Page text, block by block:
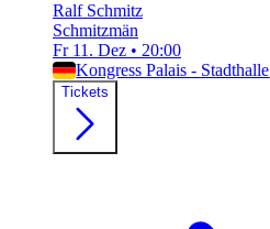
Ralf Schmitz
Schmitzmän
Fr 11. Dez • 20:00
Kongress Palais - Stadthalle
Tickets